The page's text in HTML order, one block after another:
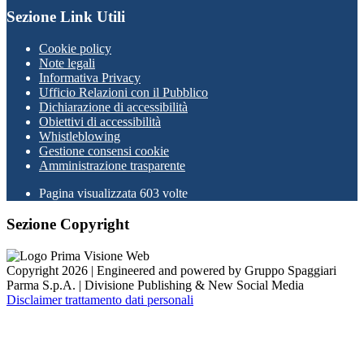
Sezione Link Utili
Cookie policy
Note legali
Informativa Privacy
Ufficio Relazioni con il Pubblico
Dichiarazione di accessibilità
Obiettivi di accessibilità
Whistleblowing
Gestione consensi cookie
Amministrazione trasparente
Pagina visualizzata 603 volte
Sezione Copyright
Copyright 2026 | Engineered and powered by Gruppo Spaggiari
Parma S.p.A. | Divisione Publishing & New Social Media
Disclaimer trattamento dati personali